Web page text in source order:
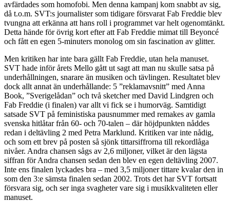
avfärdades som homofobi. Men denna kampanj kom snabbt av sig,
då t.o.m. SVT:s journalister som tidigare försvarat Fab Freddie blev
tvungna att erkänna att hans roll i programmet var helt ogenomtänkt.
Detta hände för övrig kort efter att Fab Freddie mimat till Beyoncé
och fått en egen 5-minuters monolog om sin fascination av glitter.
Men kritiken har inte bara gällt Fab Freddie, utan hela manuset.
SVT hade inför årets Mello gått ut sagt att man nu skulle satsa på
underhållningen, snarare än musiken och tävlingen. Resultatet blev
dock allt annat än underhållande: 5 ”reklamavsnitt” med Anna
Book, ”Sverigelådan” och två sketcher med David Lindgren och
Fab Freddie (i finalen) var allt vi fick se i humorväg. Samtidigt
satsade SVT på feministiska pausnummer med remakes av gamla
svenska hitlåtar från 60- och 70-talen – där höjdpunkten nåddes
redan i deltävling 2 med Petra Marklund. Kritiken var inte nådig,
och som ett brev på posten så sjönk tittarsiffrorna till rekordlåga
nivåer. Andra chansen sågs av 2,6 miljoner, vilket är den lägsta
siffran för Andra chansen sedan den blev en egen deltävling 2007.
Inte ens finalen lyckades bra – med 3,5 miljoner tittare kvalar den in
som den 3:e sämsta finalen sedan 2002. Trots det har SVT fortsatt
försvara sig, och ser inga svagheter vare sig i musikkvaliteten eller
manuset.